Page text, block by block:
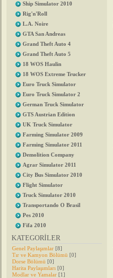
Ship Simulator 2010
Rig'n'Roll
L.A. Noire
GTA San Andreas
Grand Theft Auto 4
Grand Theft Auto 5
18 WOS Haulin
18 WOS Extreme Trucker
Euro Truck Simulator
Euro Truck Simulator 2
German Truck Simulator
GTS Austrian Edition
UK Truck Simulator
Farming Simulator 2009
Farming Simulator 2011
Demolition Company
Agrar Simulator 2011
City Bus Simulator 2010
Flight Simulator
Truck Simulator 2010
Transportando O Brasil
Pes 2010
Fifa 2010
KATEGORİLER
Genel Paylaşımlar [8]
Tır ve Kamyon Bölümü [0]
Dorse Bölümü [0]
Harita Paylaşımları [0]
Modlar ve Yamalar [1]